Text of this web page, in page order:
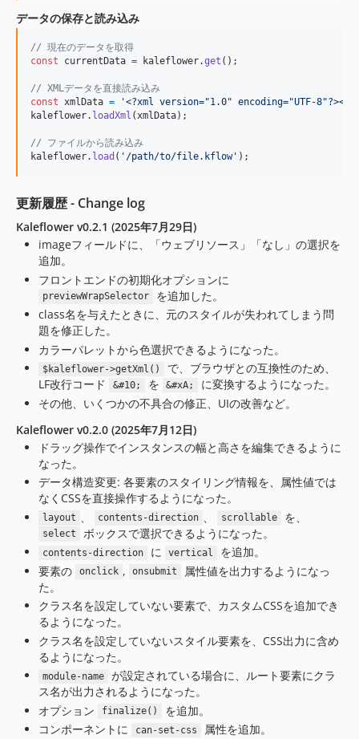
データの保存と読み込み
// 現在のデータを取得
const
currentData = kaleflower.get ( ) ;
// XMLデータを直接読み込み
const xmlData =
'<?xml version="1.0" encoding="UTF-
kaleflower. loadXml (xmlData) ;
// ファイルから読み込み
kaleflower. load ( '/path/to/file.kflow' ) ;
更新履歴 - Change log
Kaleflower v0.2.1 (2025年7月29日)
imageフィールドに、「ウェブリソース」「なし」の選択を
追加。
フロントエンドの初期化オプションに
previewWrapSelector
を追加した。
class名を与えたときに、元のスタイルが失われてしまう問
題を修正した。
カラーパレットから色選択できるようになった。
$kaleflower->getXml()
で、ブラウザとの互換性のため、
LF改行コード
&#10; を &#xA;
に変換するようになった。
その他、いくつかの不具合の修正、UIの改善など。
Kaleflower v0.2.0 (2025年7月12日)
ドラッグ操作でインスタンスの幅と高さを編集できるように
なった。
データ構造変更: 各要素のスタイリング情報を、属性値では
なくCSSを直接操作するようになった。
layout contents-direction scrollable を、
select ボックスで選択できるようになった。
contents-direction に vertical
を追加。
要素の
onclick , onsubmit
属性値を出力するようになっ
た。
クラス名を設定していない要素で、カスタムCSSを追加でき
るようになった。
クラス名を設定していないスタイル要素を、CSS出力に含め
るようになった。
module-name
が設定されている場合に、ルート要素にクラ
ス名が出力されるようになった。
オプション
finalize()
を追加。
コンポーネントに
can-set-css
属性を追加。